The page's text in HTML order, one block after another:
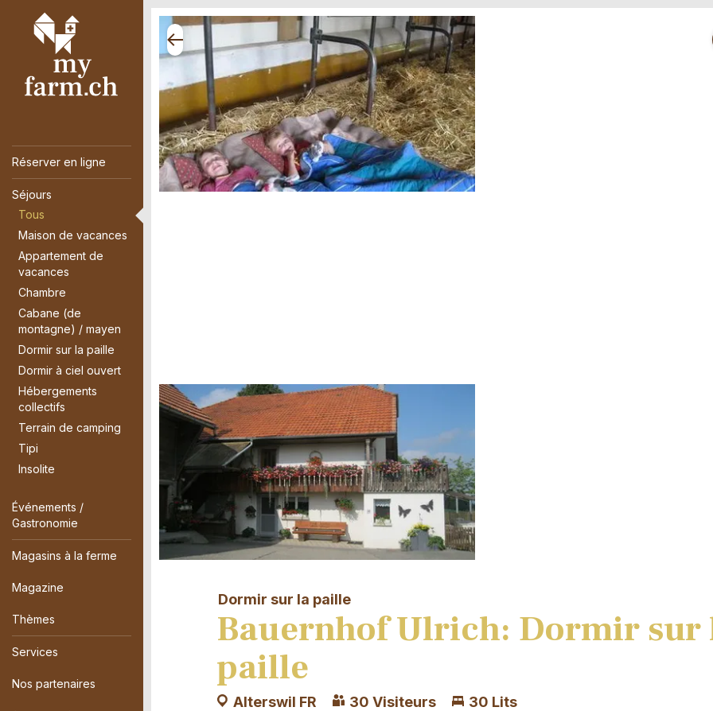
Réserver en ligne
Séjours
Tous
Maison de vacances
Appartement de
vacances
Chambre
Cabane (de
montagne) / mayen
Dormir sur la paille
Dormir à ciel ouvert
Hébergements
collectifs
Terrain de camping
Tipi
Insolite
Événements /
Gastronomie
Magasins à la ferme
Magazine
Thèmes
Services
Nos partenaires
Dormir sur la paille
Bauernhof Ulrich: Dormir sur
paille
Alterswil FR 30 Visiteurs 30 Lits